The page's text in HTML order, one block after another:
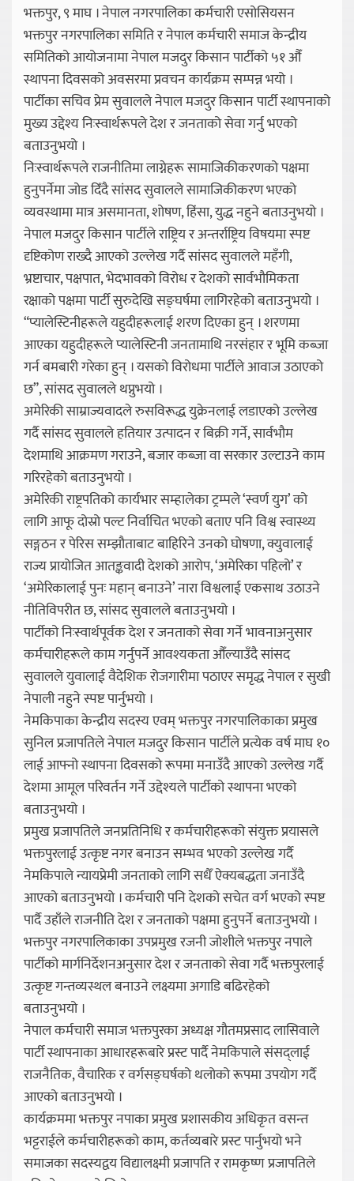
भक्तपुर, ९ माघ । नेपाल नगरपालिका कर्मचारी एसोसियसन
भक्तपुर नगरपालिका समिति र नेपाल कर्मचारी समाज केन्द्रीय
समितिको आयोजनामा नेपाल मजदुर किसान पार्टीको ५१ औँ
स्थापना दिवसको अवसरमा प्रवचन कार्यक्रम सम्पन्न भयो ।
पार्टीका सचिव प्रेम सुवालले नेपाल मजदुर किसान पार्टी स्थापनाको
मुख्य उद्देश्य निःस्वार्थरूपले देश र जनताको सेवा गर्नु भएको
बताउनुभयो ।
निःस्वार्थरूपले राजनीतिमा लाग्नेहरू सामाजिकीकरणको पक्षमा
हुनुपर्नेमा जोड दिँदै सांसद सुवालले सामाजिकीकरण भएको
व्यवस्थामा मात्र असमानता, शोषण, हिंसा, युद्ध नहुने बताउनुभयो ।
नेपाल मजदुर किसान पार्टीले राष्ट्रिय र अन्तर्राष्ट्रिय विषयमा स्पष्ट
दृष्टिकोण राख्दै आएको उल्लेख गर्दै सांसद सुवालले महँगी,
भ्रष्टाचार, पक्षपात, भेदभावको विरोध र देशको सार्वभौमिकता
रक्षाको पक्षमा पार्टी सुरुदेखि सङ्घर्षमा लागिरहेको बताउनुभयो ।
“प्यालेस्टिनीहरूले यहुदीहरूलाई शरण दिएका हुन् । शरणमा
आएका यहुदीहरूले प्यालेस्टिनी जनतामाथि नरसंहार र भूमि कब्जा
गर्न बमबारी गरेका हुन् । यसको विरोधमा पार्टीले आवाज उठाएको
छ”, सांसद सुवालले थप्नुभयो ।
अमेरिकी साम्राज्यवादले रुसविरूद्ध युक्रेनलाई लडाएको उल्लेख
गर्दै सांसद सुवालले हतियार उत्पादन र बिक्री गर्ने, सार्वभौम
देशमाथि आक्रमण गराउने, बजार कब्जा वा सरकार उल्टाउने काम
गरिरहेको बताउनुभयो ।
अमेरिकी राष्ट्रपतिको कार्यभार सम्हालेका ट्रम्पले ‘स्वर्ण युग’ को
लागि आफू दोस्रो पल्ट निर्वाचित भएको बताए पनि विश्व स्वास्थ्य
सङ्गठन र पेरिस सम्झौताबाट बाहिरिने उनको घोषणा, क्युवालाई
राज्य प्रायोजित आतङ्कवादी देशको आरोप, ‘अमेरिका पहिलो’ र
‘अमेरिकालाई पुनः महान् बनाउने’ नारा विश्वलाई एकसाथ उठाउने
नीतिविपरीत छ, सांसद सुवालले बताउनुभयो ।
पार्टीको निःस्वार्थपूर्वक देश र जनताको सेवा गर्ने भावनाअनुसार
कर्मचारीहरूले काम गर्नुपर्ने आवश्यकता औँल्याउँदै सांसद
सुवालले युवालाई वैदेशिक रोजगारीमा पठाएर समृद्ध नेपाल र सुखी
नेपाली नहुने स्पष्ट पार्नुभयो ।
नेमकिपाका केन्द्रीय सदस्य एवम् भक्तपुर नगरपालिकाका प्रमुख
सुनिल प्रजापतिले नेपाल मजदुर किसान पार्टीले प्रत्येक वर्ष माघ १०
लाई आफ्नो स्थापना दिवसको रूपमा मनाउँदै आएको उल्लेख गर्दै
देशमा आमूल परिवर्तन गर्ने उद्देश्यले पार्टीको स्थापना भएको
बताउनुभयो ।
प्रमुख प्रजापतिले जनप्रतिनिधि र कर्मचारीहरूको संयुक्त प्रयासले
भक्तपुरलाई उत्कृष्ट नगर बनाउन सम्भव भएको उल्लेख गर्दै
नेमकिपाले न्यायप्रेमी जनताको लागि सधैँ ऐक्यबद्धता जनाउँदै
आएको बताउनुभयो । कर्मचारी पनि देशको सचेत वर्ग भएको स्पष्ट
पार्दै उहाँले राजनीति देश र जनताको पक्षमा हुनुपर्ने बताउनुभयो ।
भक्तपुर नगरपालिकाका उपप्रमुख रजनी जोशीले भक्तपुर नपाले
पार्टीको मार्गनिर्देशनअनुसार देश र जनताको सेवा गर्दै भक्तपुरलाई
उत्कृष्ट गन्तव्यस्थल बनाउने लक्ष्यमा अगाडि बढिरहेको
बताउनुभयो ।
नेपाल कर्मचारी समाज भक्तपुरका अध्यक्ष गौतमप्रसाद लासिवाले
पार्टी स्थापनाका आधारहरूबारे प्रस्ट पार्दै नेमकिपाले संसद्लाई
राजनैतिक, वैचारिक र वर्गसङ्घर्षको थलोको रूपमा उपयोग गर्दै
आएको बताउनुभयो ।
कार्यक्रममा भक्तपुर नपाका प्रमुख प्रशासकीय अधिकृत वसन्त
भट्टराईले कर्मचारीहरूको काम, कर्तव्यबारे प्रस्ट पार्नुभयो भने
समाजका सदस्यद्वय विद्यालक्ष्मी प्रजापति र रामकृष्ण प्रजापतिले